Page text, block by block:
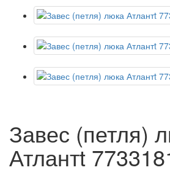
Завес (петля)
Атлантt